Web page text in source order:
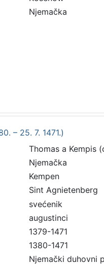
Njemačka
– 25. 7. 1471.)
Thomas a Kempis
Njemačka
Kempen
Sint Agnietenberg
svećenik
augustinci
1379-1471
1380-1471